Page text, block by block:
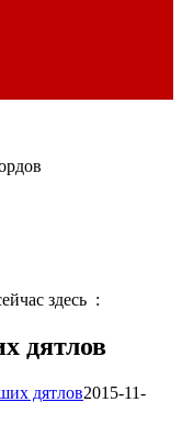
здесь :
дятлов
дятлов2015-11-